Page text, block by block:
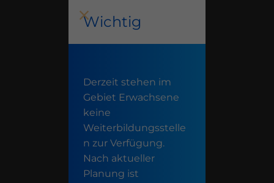
Wichtig
Derzeit stehen im
Gebiet Erwachsene
keine
Weiterbildungsstelle
n zur Verfügung.
Nach aktueller
Planung ist